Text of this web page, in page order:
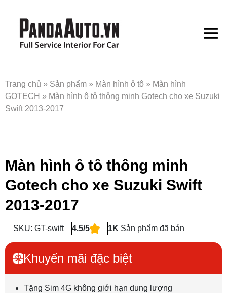
Trang chủ » Sản phẩm » Màn hình ô tô » Màn hình
GOTECH » Màn hình ô tô thông minh Gotech cho xe Suzuki
Swift 2013-2017
Màn hình ô tô thông minh
Gotech cho xe Suzuki Swift
2013-2017
SKU: GT-swift 4.5/5 1K Sản phẩm đã bán
Khuyến mãi đặc biệt
Tặng Sim 4G không giới hạn dung lượng